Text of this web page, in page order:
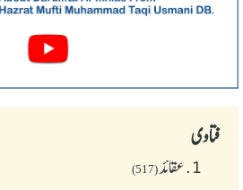
فتاوی
1. عقائد(517)